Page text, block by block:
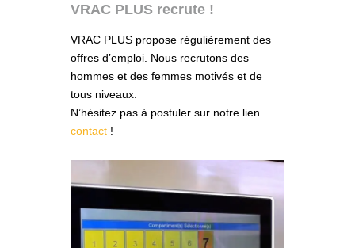
VRAC PLUS recrute !
VRAC PLUS propose régulièrement des
offres d’emploi. Nous recrutons des
hommes et des femmes motivés et de
tous niveaux.
N’hésitez pas à postuler sur notre lien
contact !